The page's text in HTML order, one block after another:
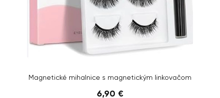
Magnetické mihalnice s magnetickým linkovačom
6,90 €